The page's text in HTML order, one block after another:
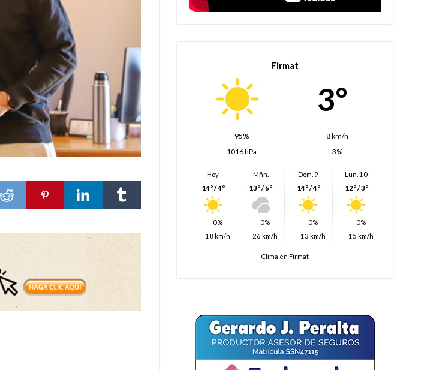
Firmat
3º
95%
8 km/h
1016 hPa
3%
Hoy
14º / 4º
0%
18 km/h
Mñn.
13º / 6º
0%
26 km/h
Dom. 9
14º / 4º
0%
13 km/h
Lun. 10
12º / 3º
0%
15 km/h
Clima en Firmat